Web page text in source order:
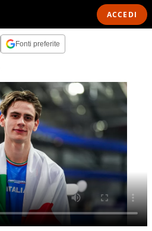
ACCEDI
Fonti preferite